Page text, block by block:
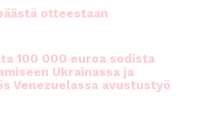
otteestaan
100 000 euroa sodista
Ukrainassa ja
Venezuelassa avustustyö